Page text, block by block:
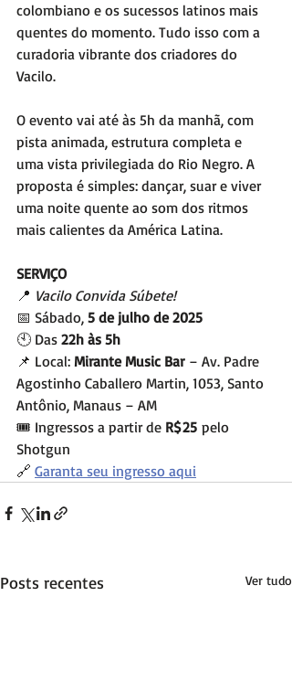
colombiano e os sucessos latinos mais
quentes do momento. Tudo isso com a
curadoria vibrante dos criadores do
Vacilo.
O evento vai até às 5h da manhã, com
pista animada, estrutura completa e
uma vista privilegiada do Rio Negro. A
proposta é simples: dançar, suar e viver
uma noite quente ao som dos ritmos
mais calientes da América Latina.
SERVIÇO
📍 Vacilo Convida Súbete!
📅 Sábado, 5 de julho de 2025
🕙 Das 22h às 5h
📌 Local: Mirante Music Bar – Av. Padre
Agostinho Caballero Martin, 1053, Santo
Antônio, Manaus – AM
🎟️ Ingressos a partir de R$ 25 pelo
Shotgun
🔗 Garanta seu ingresso aqui
Posts recentes Ver tudo